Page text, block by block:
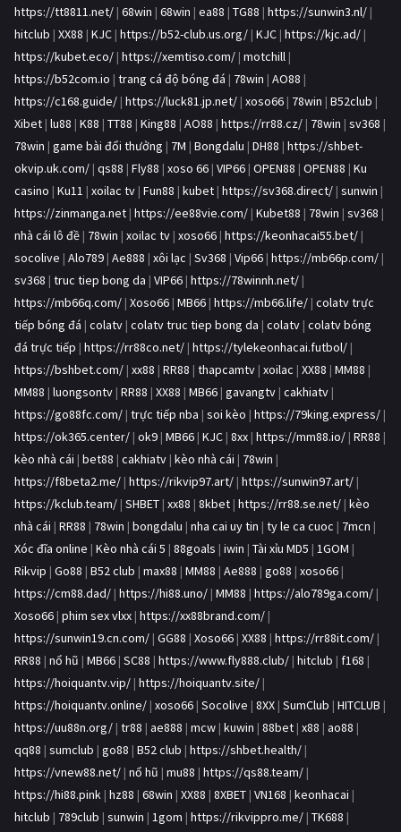
https://tt8811.net/ | 68win | 68win | ea88 | TG88 | https://sunwin3.nl/ |
hitclub | XX88 | KJC | https://b52-club.us.org/ | KJC | https://kjc.ad/ |
https://kubet.eco/ | https://xemtiso.com/ | motchill |
https://b52com.io | trang cá độ bóng đá | 78win | AO88 |
https://c168.guide/ | https://luck81.jp.net/ | xoso66 | 78win | B52club |
Xibet | lu88 | K88 | TT88 | King88 | AO88 | https://rr88.cz/ | 78win | sv368 |
78win | game bài đổi thưởng | 7M | Bongdalu | DH88 | https://shbet-
okvip.uk.com/ | qs88 | Fly88 | xoso 66 | VIP66 | OPEN88 | OPEN88 | Ku
casino | Ku11 | xoilac tv | Fun88 | kubet | https://sv368.direct/ | sunwin |
https://zinmanga.net | https://ee88vie.com/ | Kubet88 | 78win | sv368 |
nhà cái lô đề | 78win | xoilac tv | xoso66 | https://keonhacai55.bet/ |
socolive | Alo789 | Ae888 | xôi lạc | Sv368 | Vip66 | https://mb66p.com/ |
sv368 | truc tiep bong da | VIP66 | https://78winnh.net/ |
https://mb66q.com/ | Xoso66 | MB66 | https://mb66.life/ | colatv trực
tiếp bóng đá | colatv | colatv truc tiep bong da | colatv | colatv bóng
đá trực tiếp | https://rr88co.net/ | https://tylekeonhacai.futbol/ |
https://bshbet.com/ | xx88 | RR88 | thapcamtv | xoilac | XX88 | MM88 |
MM88 | luongsontv | RR88 | XX88 | MB66 | gavangtv | cakhiatv |
https://go88fc.com/ | trực tiếp nba | soi kèo | https://79king.express/ |
https://ok365.center/ | ok9 | MB66 | KJC | 8xx | https://mm88.io/ | RR88 |
kèo nhà cái | bet88 | cakhiatv | kèo nhà cái | 78win |
https://f8beta2.me/ | https://rikvip97.art/ | https://sunwin97.art/ |
https://kclub.team/ | SHBET | xx88 | 8kbet | https://rr88.se.net/ | kèo
nhà cái | RR88 | 78win | bongdalu | nha cai uy tin | ty le ca cuoc | 7mcn |
Xóc đĩa online | Kèo nhà cái 5 | 88goals | iwin | Tài xỉu MD5 | 1GOM |
Rikvip | Go88 | B52 club | max88 | MM88 | Ae888 | go88 | xoso66 |
https://cm88.dad/ | https://hi88.uno/ | MM88 | https://alo789ga.com/ |
Xoso66 | phim sex vlxx | https://xx88brand.com/ |
https://sunwin19.cn.com/ | GG88 | Xoso66 | XX88 | https://rr88it.com/ |
RR88 | nổ hũ | MB66 | SC88 | https://www.fly888.club/ | hitclub | f168 |
https://hoiquantv.vip/ | https://hoiquantv.site/ |
https://hoiquantv.online/ | xoso66 | Socolive | 8XX | SumClub | HITCLUB |
https://uu88n.org/ | tr88 | ae888 | mcw | kuwin | 88bet | x88 | ao88 |
qq88 | sumclub | go88 | B52 club | https://shbet.health/ |
https://vnew88.net/ | nổ hũ | mu88 | https://qs88.team/ |
https://hi88.pink | hz88 | 68win | XX88 | 8XBET | VN168 | keonhacai |
hitclub | 789club | sunwin | 1gom | https://rikvippro.me/ | TK688 |